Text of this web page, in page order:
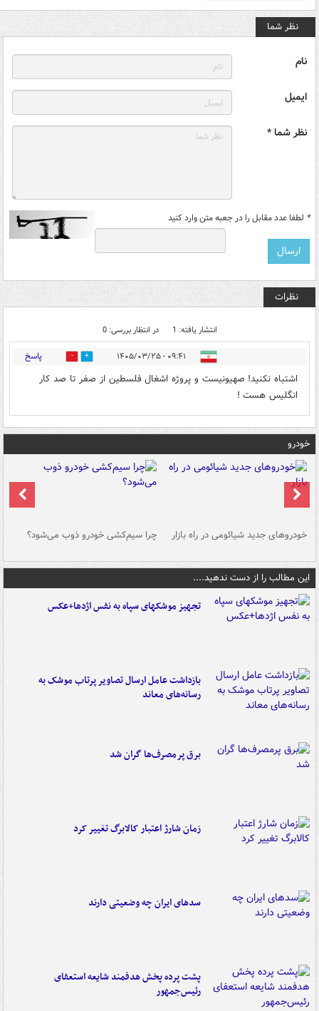
نظر شما
نام
ایمیل
نظر شما *
* لطفا عدد مقابل را در جعبه متن وارد کنید
نظرات
انتشار یافته: 1 در انتظار بررسی: 0
۰۹:۴۱ - ۱۴۰۵/۰۳/۲۵ 0 پاسخ
اشتباه نکنید! صهیونیست و پروژه اشغال فلسطین از صفر تا صد کار
انگلیس هست !
خودرو
خودروهای جدید شیائومی در راه بازار چرا سیم‌کشی خودرو ذوب می‌شود؟
این مطالب را از دست ندهید....
تجهیز موشکهای سپاه به نفس اژدها+عکس
بازداشت عامل ارسال تصاویر پرتاب موشک به
رسانه‌های معاند
برق پرمصرف‌ها گران شد
زمان شارژ اعتبار کالابرگ تغییر کرد
سدهای ایران چه وضعیتی دارند
پشت پرده پخش هدفمند شایعه استعفای
رئیس‌جمهور